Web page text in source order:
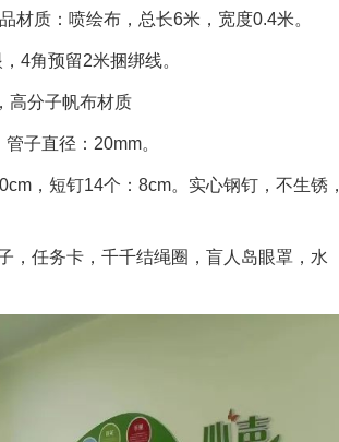
质：喷绘布，总长6米，宽度0.4米。
4角预留2米捆绑线。
分子帆布材质
子直径：20mm。
，短钉14个：8cm。实心钢钉，不生锈，
任务卡，千千结绳圈，盲人岛眼罩，水